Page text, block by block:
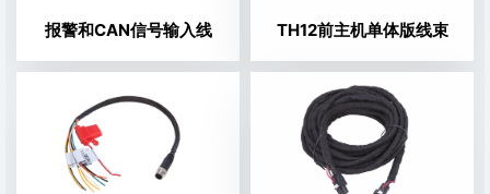
报警和CAN信号输入线 TH12前主机单体版线束